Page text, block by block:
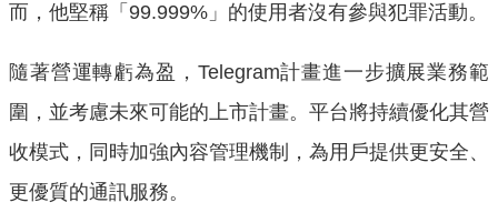
而，他堅稱「99.999%」的使用者沒有參與犯罪活動。
隨著營運轉虧為盈，Telegram計畫進一步擴展業務範
圍，並考慮未來可能的上市計畫。平台將持續優化其營
收模式，同時加強內容管理機制，為用戶提供更安全、
更優質的通訊服務。